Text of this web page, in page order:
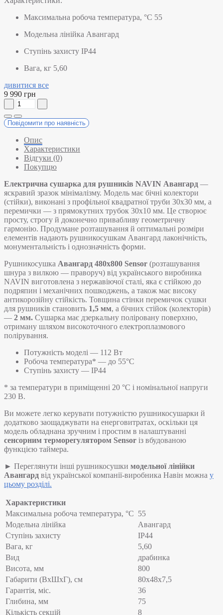
Максимальна робоча температура, °C 55
Модельна лінійка Авангард
Ступінь захисту IP44
Вага, кг 5,60
дивитися все
9 990 грн
Повідомити про наявність
Опис
Характеристики
Відгуки (0)
Покупцю
Електрична сушарка для рушників NAVIN Авангард —
яскравий зразок мінімалізму. Модель має бічні колектори
(стійки), виконані з профільної квадратної труби 30х30 мм, а
перемички — з прямокутних трубок 30х10 мм. Це створює
просту, строгу й доконечно привабливу геометричну
гармонію. Продумане розташування й оптимальні розміри
елементів надають рушникосушкам Авангард лаконічність,
монументальність і однозначність форми.
Рушникосушка Авангард 480х800 Sensor (розташування
шнура з вилкою — праворуч) від українського виробника
NAVIN виготовлена з нержавіючої сталі, яка є стійкою до
подряпин і механічних пошкоджень, а також має високу
антикорозійну стійкість. Товщина стінки перемичок сушки
для рушників становить 1,5 мм, а бічних стійок (колекторів)
— 2 мм. Сушарка має дзеркальну поліровану поверхню,
отриману шляхом високоточного електроплазмового
полірування.
Потужність моделі — 112 Вт
Робоча температура* — до 55°C
Ступінь захисту — IP44
* за температури в приміщенні 20 °С і номінальної напруги
230 В.
Ви можете легко керувати потужністю рушникосушарки й
додатково заощаджувати на енерговитратах, оскільки ця
модель обладнана зручним і простим в налаштуванні
сенсорним терморегулятором Sensor із вбудованою
функцією таймера.
► Переглянути інші рушникосушки модельної лінійки
Авангард від української компанії-виробника Навін можна у
цьому розділі.
Характеристики
Максимальна робоча температура, °C 55
Модельна лінійка
Авангард
Ступінь захисту
IP44
Вага, кг
5,60
Вид
драбинка
Висота, мм
800
Габарити (ВхШхГ), см
80x48x7,5
Гарантія, міс.
36
Глибина, мм
75
Кількість секцій
8